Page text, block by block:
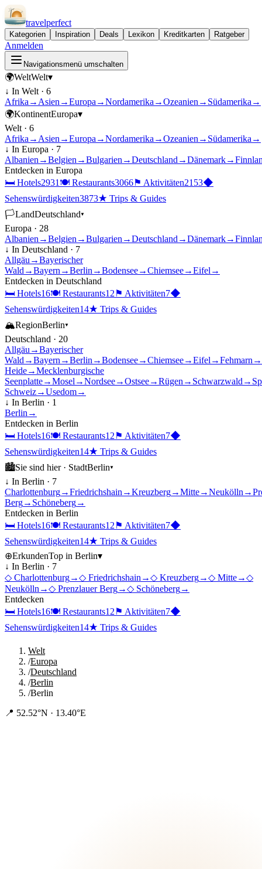
travelperfect
Kategorien Inspiration Deals Lexikon Kreditkarten Ratgeber
Anmelden
Navigationsmenü umschalten
🌍WeltWelt▾
↓ In Welt · 6
Afrika → Asien →Europa →Nordamerika →Ozeanien → Südamerika →
🌍KontinentEuropa▾
Welt · 6
Afrika → Asien →Europa →Nordamerika →Ozeanien → Südamerika →
↓ In Europa · 7
Albanien →Belgien →Bulgarien →Deutschland →Dänemark→
Entdecken in Europa
🛏 Hotels2931 🍽 Restaurants3066⚑ Aktivitäten2153◆
Sehenswürdigkeiten3873★ Trips & Guides
🏳LandDeutschland▾
Europa · 28
Albanien →Belgien →Bulgarien →Deutschland →Dänemark→
↓ In Deutschland · 7
Allgäu →Bayerischer
Wald →Bayern →Berlin →Bodensee→Chiemsee→Eifel →
Entdecken in Deutschland
🛏 Hotels16🍽 Restaurants12⚑ Aktivitäten7◆
Sehenswürdigkeiten14★ Trips & Guides
🏔RegionBerlin▾
Deutschland · 20
Allgäu →Bayerischer
Wald →Bayern →Berlin →Bodensee→Chiemsee→Eifel →Fehmarn →
Heide→Mecklenburgische
Seenplatte→Mosel →Nordsee→Ostsee→Rügen → Schwarzwald →
Schweiz→Usedom→
↓ In Berlin · 1
Berlin →
Entdecken in Berlin
🛏 Hotels16🍽 Restaurants12⚑ Aktivitäten7◆
Sehenswürdigkeiten14★ Trips & Guides
🏙Sie sind hier · StadtBerlin▾
↓ In Berlin · 7
Charlottenburg→Friedrichshain →Kreuzberg→Mitte→Neukölln →
Berg→ Schöneberg→
Entdecken in Berlin
🛏 Hotels16🍽 Restaurants12⚑ Aktivitäten7◆
Sehenswürdigkeiten14★ Trips & Guides
⊕ErkundenTop in Berlin▾
↓ In Berlin · 7
◇ Charlottenburg→◇ Friedrichshain →◇ Kreuzberg→◇ Mitte→◇
Neukölln →◇ Prenzlauer Berg→◇ Schöneberg→
Entdecken
🛏 Hotels16🍽 Restaurants12⚑ Aktivitäten7◆
Sehenswürdigkeiten14★ Trips & Guides
Welt
/Europa
/Deutschland
/Berlin
/Berlin
📍 52.52°N · 13.40°E